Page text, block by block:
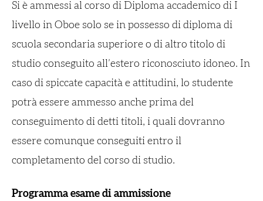
Si è ammessi al corso di Diploma accademico di I
livello in Oboe solo se in possesso di diploma di
scuola secondaria superiore o di altro titolo di
studio conseguito all’estero riconosciuto idoneo. In
caso di spiccate capacità e attitudini, lo studente
potrà essere ammesso anche prima del
conseguimento di detti titoli, i quali dovranno
essere comunque conseguiti entro il
completamento del corso di studio.
Programma esame di ammissione